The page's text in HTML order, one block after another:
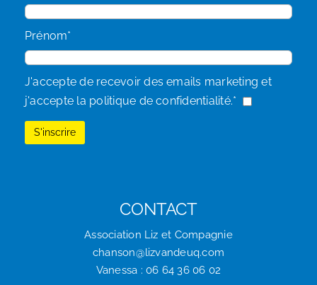
Prénom*
J'accepte de recevoir des emails marketing et
j'accepte la politique de confidentialité.*
CONTACT
Association Liz et Compagnie
chanson@lizvandeuq.com
Vanessa : 06 64 36 06 02